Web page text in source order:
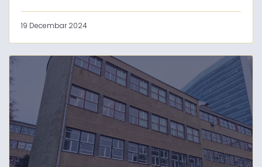
19 Decembar 2024